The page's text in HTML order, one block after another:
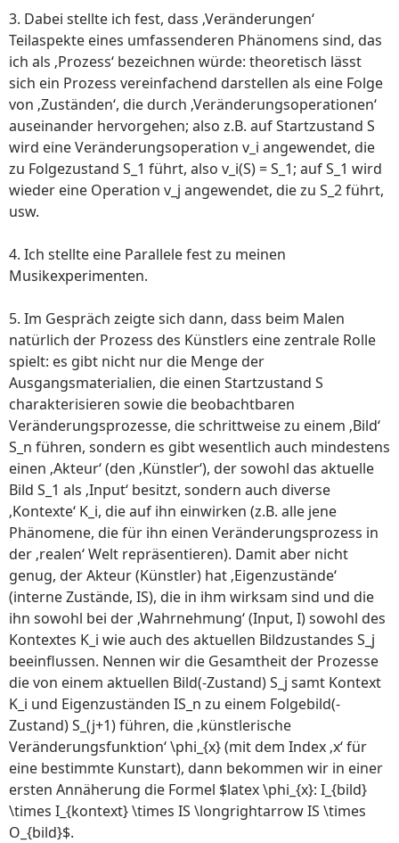
3. Dabei stellte ich fest, dass ‚Veränderungen‘
Teilaspekte eines umfassenderen Phänomens sind, das
ich als ‚Prozess‘ bezeichnen würde: theoretisch lässt
sich ein Prozess vereinfachend darstellen als eine Folge
von ‚Zuständen‘, die durch ‚Veränderungsoperationen‘
auseinander hervorgehen; also z.B. auf Startzustand S
wird eine Veränderungsoperation v_i angewendet, die
zu Folgezustand S_1 führt, also v_i(S) = S_1; auf S_1 wird
wieder eine Operation v_j angewendet, die zu S_2 führt,
usw.
4. Ich stellte eine Parallele fest zu meinen
Musikexperimenten.
5. Im Gespräch zeigte sich dann, dass beim Malen
natürlich der Prozess des Künstlers eine zentrale Rolle
spielt: es gibt nicht nur die Menge der
Ausgangsmaterialien, die einen Startzustand S
charakterisieren sowie die beobachtbaren
Veränderungsprozesse, die schrittweise zu einem ‚Bild‘
S_n führen, sondern es gibt wesentlich auch mindestens
einen ‚Akteur‘ (den ‚Künstler‘), der sowohl das aktuelle
Bild S_1 als ‚Input‘ besitzt, sondern auch diverse
‚Kontexte‘ K_i, die auf ihn einwirken (z.B. alle jene
Phänomene, die für ihn einen Veränderungsprozess in
der ‚realen‘ Welt repräsentieren). Damit aber nicht
genug, der Akteur (Künstler) hat ‚Eigenzustände‘
(interne Zustände, IS), die in ihm wirksam sind und die
ihn sowohl bei der ‚Wahrnehmung‘ (Input, I) sowohl des
Kontextes K_i wie auch des aktuellen Bildzustandes S_j
beeinflussen. Nennen wir die Gesamtheit der Prozesse
die von einem aktuellen Bild(-Zustand) S_j samt Kontext
K_i und Eigenzuständen IS_n zu einem Folgebild(-
Zustand) S_(j+1) führen, die ‚künstlerische
Veränderungsfunktion‘ \phi_{x} (mit dem Index ‚x‘ für
eine bestimmte Kunstart), dann bekommen wir in einer
ersten Annäherung die Formel $latex \phi_{x}: I_{bild}
\times I_{kontext} \times IS \longrightarrow IS \times
O_{bild}$.